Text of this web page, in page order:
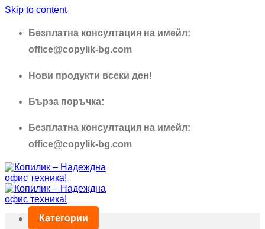
Skip to content
Безплатна консултация на имейл:
office@copylik-bg.com
Нови продукти всеки ден!
Бърза поръчка:
Безплатна консултация на имейл:
office@copylik-bg.com
Категории